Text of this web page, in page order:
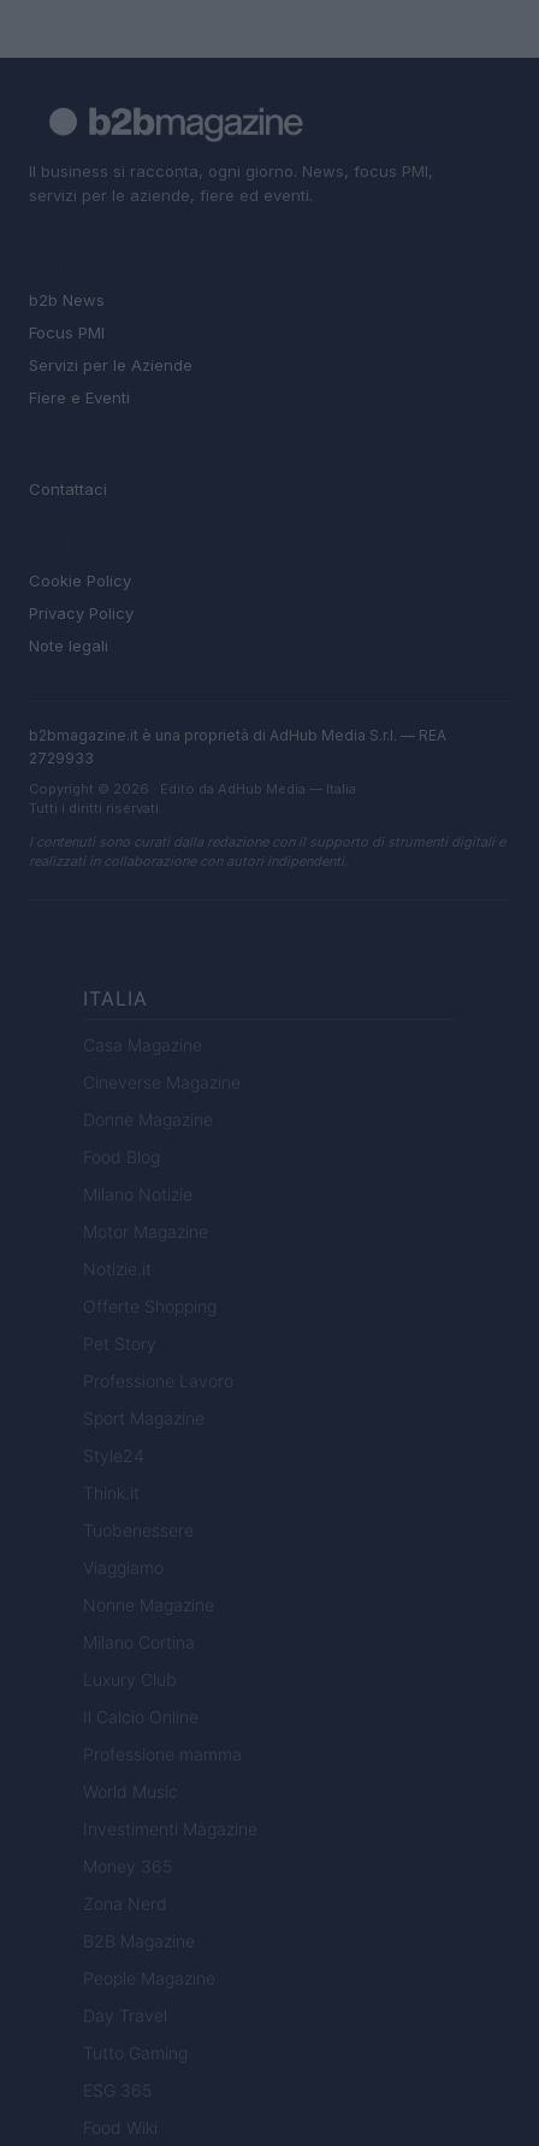
Il business si racconta, ogni giorno. News, focus PMI,
servizi per le aziende, fiere ed eventi.
b2b News
Focus PMI
Servizi per le Aziende
Fiere e Eventi
Contattaci
Cookie Policy
Privacy Policy
Note legali
b2bmagazine.it è una proprietà di AdHub Media S.r.l. — REA
2729933
Copyright © 2026 · Edito da AdHub Media — Italia
Tutti i diritti riservati
I contenuti sono curati dalla redazione con il supporto di strumenti digitali e
realizzati in collaborazione con autori indipendenti.
ITALIA
Casa Magazine
Cineverse Magazine
Donne Magazine
Food Blog
Milano Notizie
Motor Magazine
Notizie.it
Offerte Shopping
Pet Story
Professione Lavoro
Sport Magazine
Style24
Think.it
Tuobenessere
Viaggiamo
Nonne Magazine
Milano Cortina
Luxury Club
Il Calcio Online
Professione mamma
World Music
Investimenti Magazine
Money 365
Zona Nerd
B2B Magazine
People Magazine
Day Travel
Tutto Gaming
ESG 365
Food Wiki